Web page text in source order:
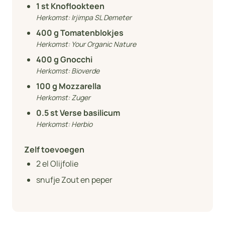
1 st Knoflookteen
Herkomst:Irjimpa SL Demeter
400g Tomatenblokjes
Herkomst: Your Organic Nature
400g Gnocchi
Herkomst:Bioverde
100g Mozzarella
Herkomst:Zuger
0.5st Verse basilicum
Herkomst:Herbio
Zelf toevoegen
2el Olijfolie
snufje Zout en peper